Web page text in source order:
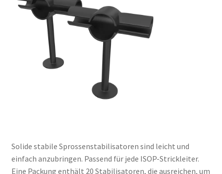
Solide stabile Sprossenstabilisatoren sind leicht und
einfach anzubringen. Passend für jede ISOP-Strickleiter.
Eine Packung enthält 20 Stabilisatoren, die ausreichen, um